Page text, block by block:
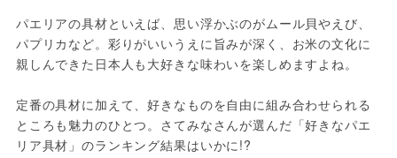
パエリアの具材といえば、思い浮かぶのがムール貝やえび、
パプリカなど。彩りがいいうえに旨みが深く、お米の文化に
親しんできた日本人も大好きな味わいを楽しめますよね。
定番の具材に加えて、好きなものを自由に組み合わせられる
ところも魅力のひとつ。さてみなさんが選んだ「好きなパエ
リア具材」のランキング結果はいかに!?